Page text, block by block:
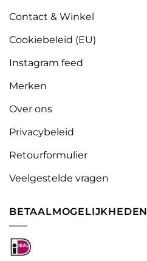
Contact & Winkel
Cookiebeleid (EU)
Instagram feed
Merken
Over ons
Privacybeleid
Retourformulier
Veelgestelde vragen
BETAALMOGELIJKHEDEN